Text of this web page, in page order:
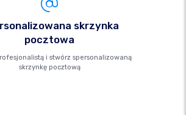
skrzynka
pocztowa
i stwórz spersonalizowaną
skrzynkę pocztową